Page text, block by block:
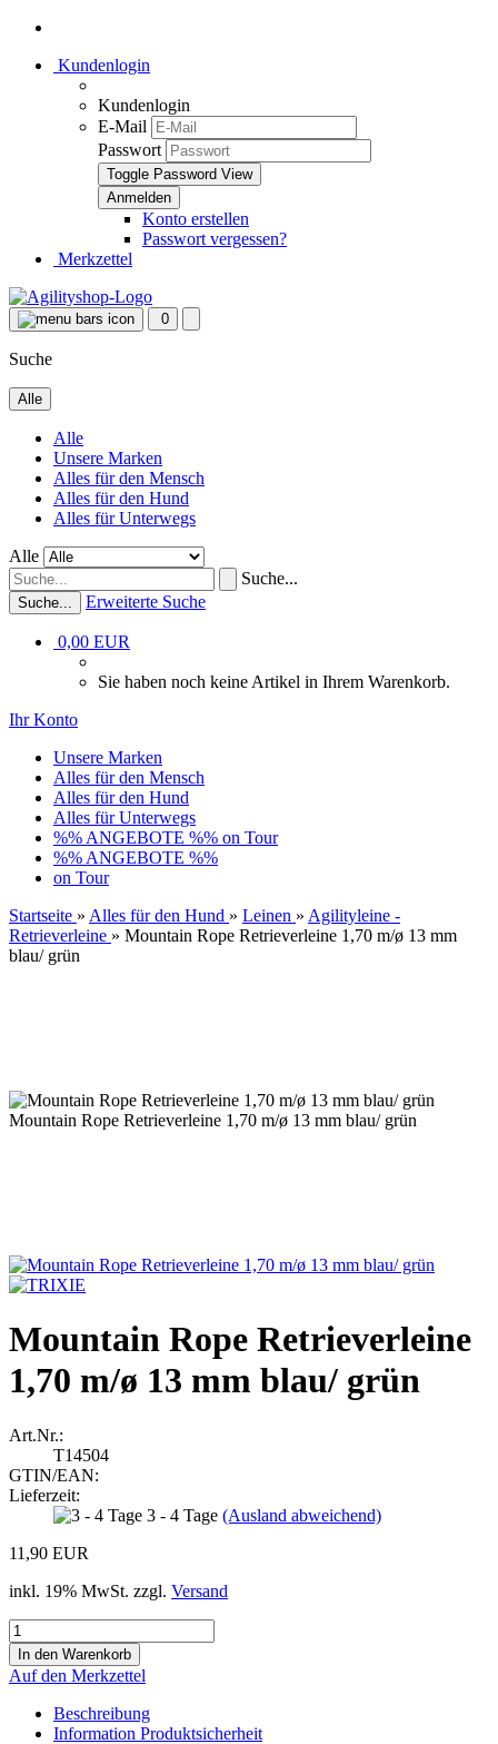
Kundenlogin
Kundenlogin
E-Mail
Passwort
Toggle Password View
Konto erstellen
Passwort vergessen?
Merkzettel
0
Suche
Alle
Alle
Unsere Marken
Alles für den Mensch
Alles für den Hund
Alles für Unterwegs
Alle
Suche...
Suche... Erweiterte Suche
0,00 EUR
Sie haben noch keine Artikel in Ihrem Warenkorb.
Ihr Konto
Unsere Marken
Alles für den Mensch
Alles für den Hund
Alles für Unterwegs
%% ANGEBOTE %% on Tour
%% ANGEBOTE %%
on Tour
Startseite » Alles für den Hund » Leinen » Agilityleine -
Retrieverleine » Mountain Rope Retrieverleine 1,70 m/ø 13 mm
blau/ grün
Mountain Rope Retrieverleine 1,70 m/ø 13 mm blau/ grün
Mountain Rope Retrieverleine
1,70 m/ø 13 mm blau/ grün
Art.Nr.:
T14504
GTIN/EAN:
Lieferzeit:
3 - 4 Tage (Ausland abweichend)
11,90 EUR
inkl. 19% MwSt. zzgl. Versand
Auf den Merkzettel
Beschreibung
Information Produktsicherheit